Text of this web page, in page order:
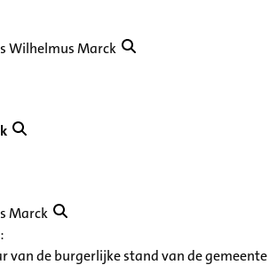
Wilhelmus Marck
Marck
:
van de burgerlijke stand van de gemeente